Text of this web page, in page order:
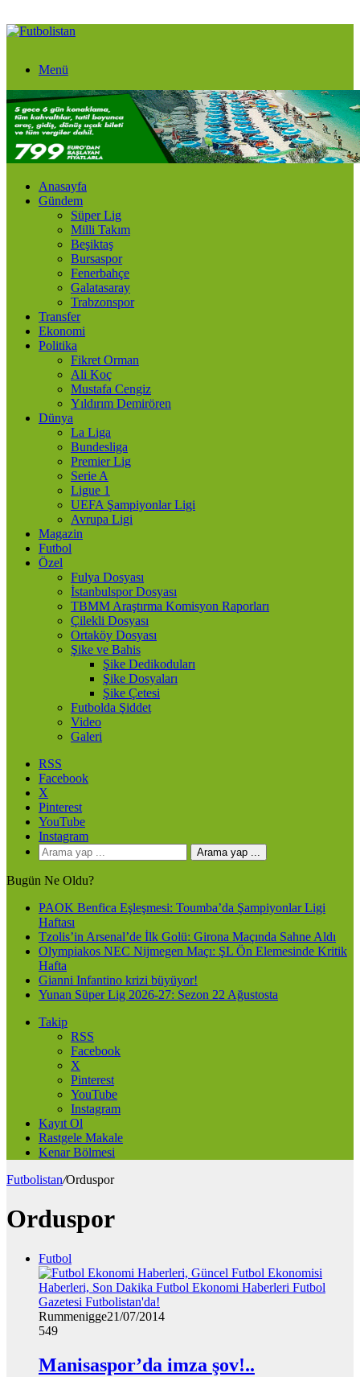
Menü
Anasayfa
Gündem
Süper Lig
Milli Takım
Beşiktaş
Bursaspor
Fenerbahçe
Galatasaray
Trabzonspor
Transfer
Ekonomi
Politika
Fikret Orman
Ali Koç
Mustafa Cengiz
Yıldırım Demirören
Dünya
La Liga
Bundesliga
Premier Lig
Serie A
Ligue 1
UEFA Şampiyonlar Ligi
Avrupa Ligi
Magazin
Futbol
Özel
Fulya Dosyası
İstanbulspor Dosyası
TBMM Araştırma Komisyon Raporları
Çilekli Dosyası
Ortaköy Dosyası
Şike ve Bahis
Şike Dedikoduları
Şike Dosyaları
Şike Çetesi
Futbolda Şiddet
Video
Galeri
RSS
Facebook
X
Pinterest
YouTube
Instagram
Arama yap ...
Bugün Ne Oldu?
PAOK Benfica Eşleşmesi: Toumba’da Şampiyonlar Ligi
Haftası
Tzolis’in Arsenal’de İlk Golü: Girona Maçında Sahne Aldı
Olympiakos NEC Nijmegen Maçı: ŞL Ön Elemesinde Kritik
Hafta
Gianni Infantino krizi büyüyor!
Yunan Süper Lig 2026-27: Sezon 22 Ağustosta
Takip
RSS
Facebook
X
Pinterest
YouTube
Instagram
Kayıt Ol
Rastgele Makale
Kenar Bölmesi
Futbolistan/Orduspor
Orduspor
Futbol
Rummenigge21/07/2014
549
Manisaspor’da imza şov!..